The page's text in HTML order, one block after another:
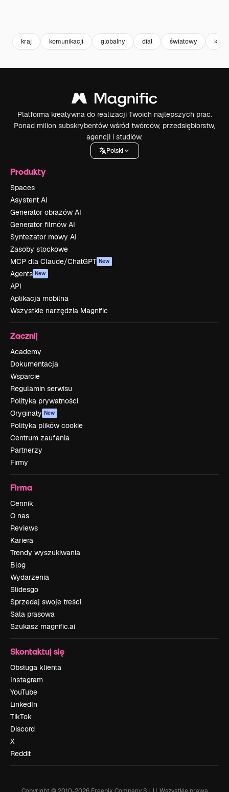
kraj komunikacji globalny dial światowy kod
Platforma kreatywna do realizacji Twoich najlepszych prac.
Ponad milion subskrybentów wśród twórców, przedsiębiorstw,
agencji i studiów.
Polski
Produkty
Spaces
Asystent AI
Generator obrazów AI
Generator filmów AI
Syntezator mowy AI
Zasoby stockowe
MCP dla Claude/ChatGPT New
Agents New
API
Aplikacja mobilna
Wszystkie narzędzia Magnific
Zacznij
Academy
Dokumentacja
Wsparcie
Regulamin serwisu
Polityka prywatności
Oryginały New
Polityka plików cookie
Centrum zaufania
Partnerzy
Firmy
Firma
Cennik
O nas
Reviews
Kariera
Trendy wyszukiwania
Blog
Wydarzenia
Slidesgo
Sprzedaj swoje treści
Sala prasowa
Szukasz magnific.ai
Skontaktuj się
Obsługa klienta
Instagram
YouTube
LinkedIn
TikTok
Discord
X
Reddit